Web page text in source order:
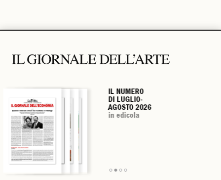
IL NUMERO
DI LUGLIO-
AGOSTO 2026
in edicola
IL NUMERO
DI LUGLIO-
AGOSTO 2026
in edicola
IL NUMERO
DI LUGLIO-
AGOSTO 2026
in edicola
IL NUMERO
DI LUGLIO-
AGOSTO 2026
in edicola